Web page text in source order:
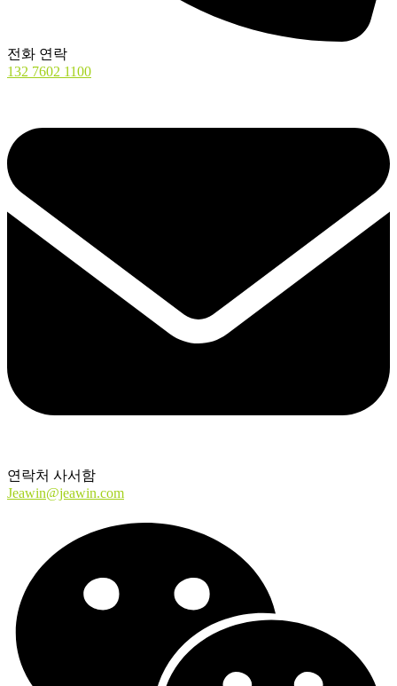
전화 연락
132 7602 1100
연락처 사서함
Jeawin@jeawin.com